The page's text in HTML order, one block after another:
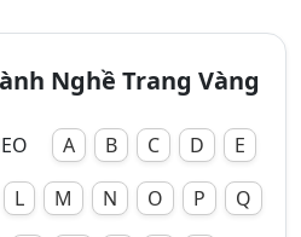
Nghề Trang Vàng
A B C D
E
L M N O P
Q